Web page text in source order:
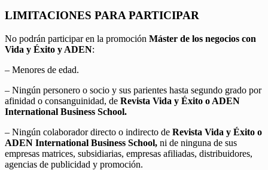
LIMITACIONES PARA PARTICIPAR
No podrán participar en la promoción Máster de los negocios con
Vida y Éxito y ADEN:
– Menores de edad.
– Ningún personero o socio y sus parientes hasta segundo grado por
afinidad o consanguinidad, de Revista Vida y Éxito o ADEN
International Business School.
– Ningún colaborador directo o indirecto de Revista Vida y Éxito o
ADEN International Business School, ni de ninguna de sus
empresas matrices, subsidiarias, empresas afiliadas, distribuidores,
agencias de publicidad y promoción.